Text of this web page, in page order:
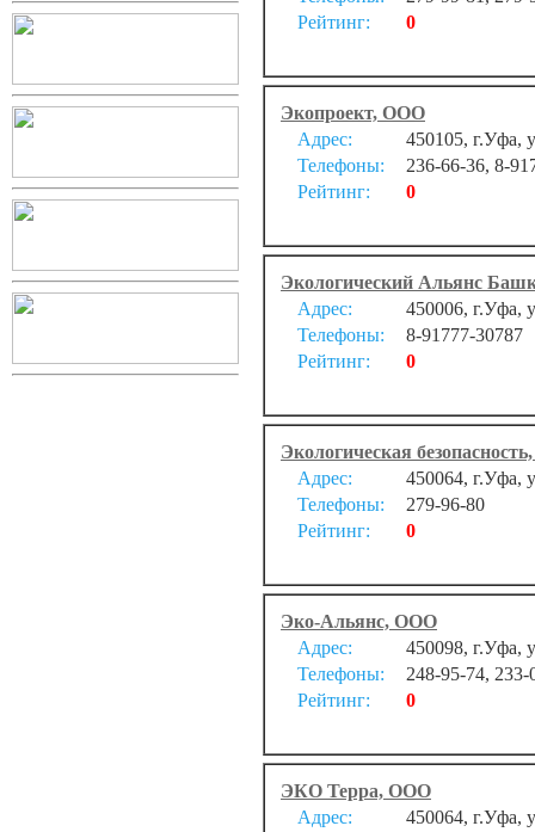
Рейтинг:
0
Экопроект, ООО
Адрес:
450105, г.Уфа,
Телефоны:
236-66-36, 8-
Рейтинг:
0
Экологический Альянс
Адрес:
450006, г.Уфа,
Телефоны:
8-91777-30787
Рейтинг:
0
Экологическая
Адрес:
450064, г.Уфа,
Телефоны:
279-96-80
Рейтинг:
0
Эко-Альянс, ООО
Адрес:
450098, г.Уфа,
Телефоны:
248-95-74, 233-
Рейтинг:
0
ЭКО Терра, ООО
Адрес:
450064, г.Уфа,